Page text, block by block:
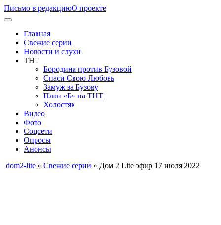
Письмо в редакциюО проекте
Главная
Свежие серии
Новости и слухи
ТНТ
Бородина против Бузовой
Спаси Свою Любовь
Замуж за Бузову
План «Б» на ТНТ
Холостяк
Видео
Фото
Соцсети
Опросы
Анонсы
dom2-lite » Свежие серии » Дом 2 Lite эфир 17 июля 2022